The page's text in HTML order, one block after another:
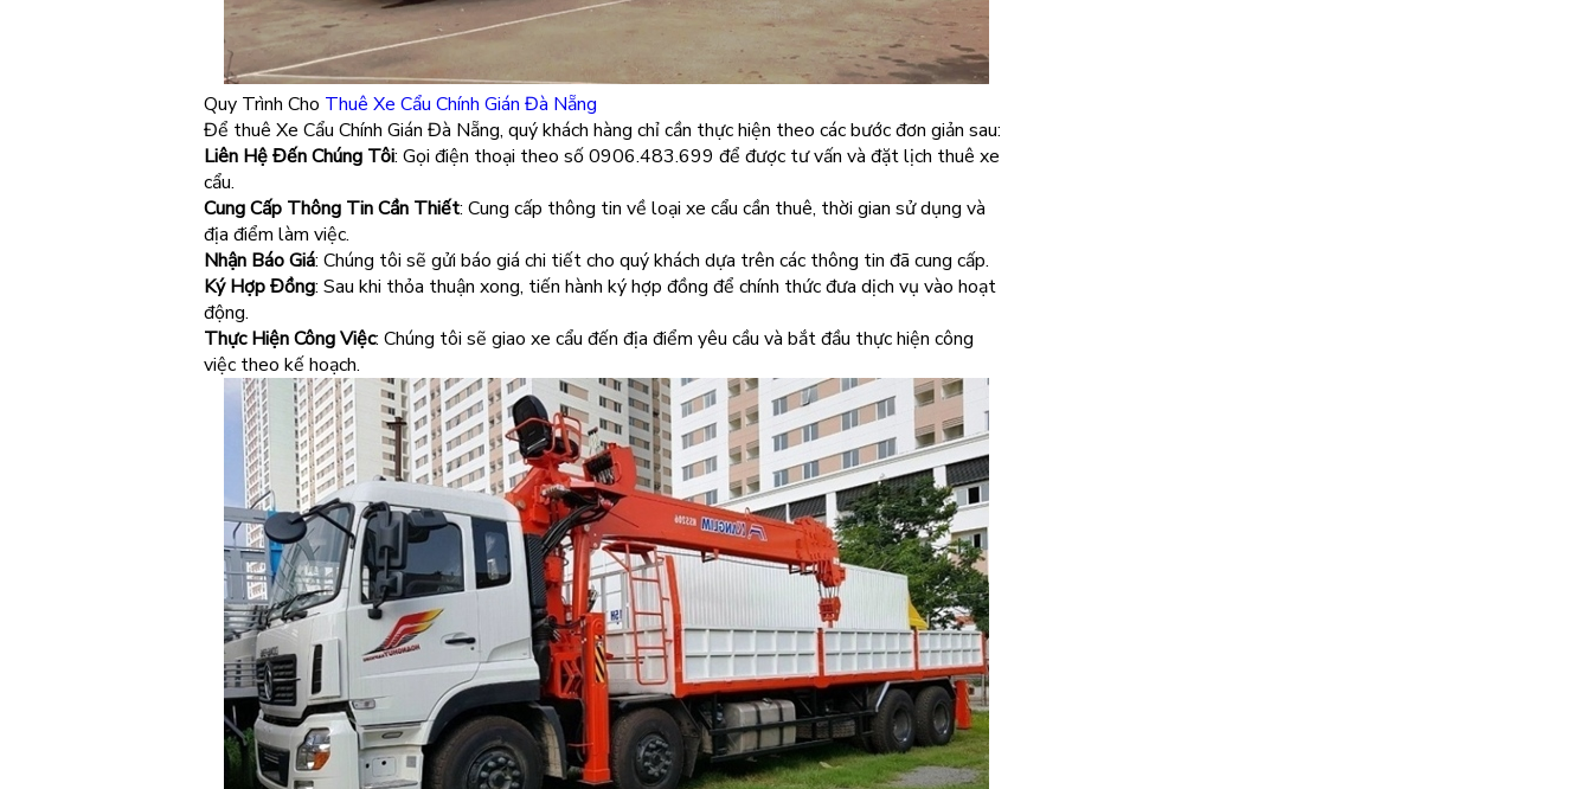
Quy Trình Cho Thuê Xe Cẩu Chính Gián Đà Nẵng
Để thuê Xe Cẩu Chính Gián Đà Nẵng, quý khách hàng chỉ cần thực hiện theo các bước đơn giản sau:
Liên Hệ Đến Chúng Tôi: Gọi điện thoại theo số 0906.483.699 để được tư vấn và đặt lịch thuê xe
cẩu.
Cung Cấp Thông Tin Cần Thiết: Cung cấp thông tin về loại xe cẩu cần thuê, thời gian sử dụng và
địa điểm làm việc.
Nhận Báo Giá: Chúng tôi sẽ gửi báo giá chi tiết cho quý khách dựa trên các thông tin đã cung cấp.
Ký Hợp Đồng: Sau khi thỏa thuận xong, tiến hành ký hợp đồng để chính thức đưa dịch vụ vào hoạt
động.
Thực Hiện Công Việc: Chúng tôi sẽ giao xe cẩu đến địa điểm yêu cầu và bắt đầu thực hiện công
việc theo kế hoạch.